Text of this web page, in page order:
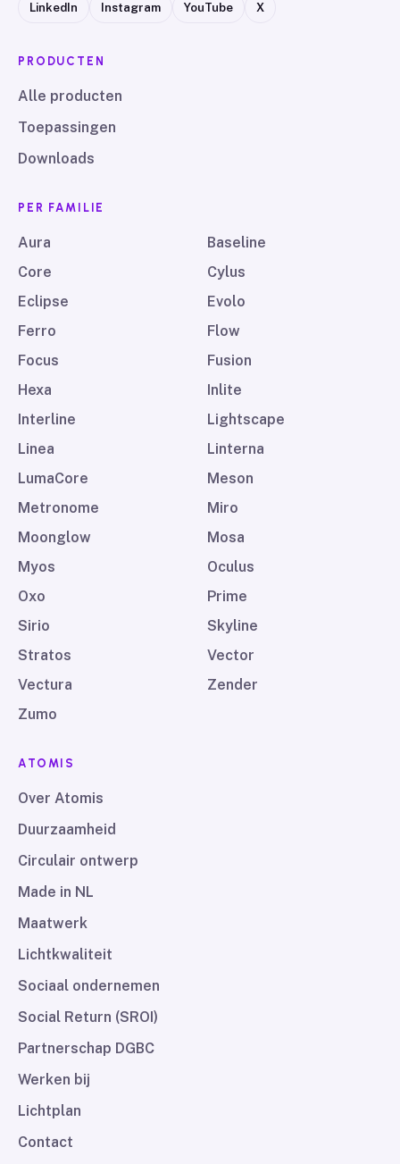
LinkedIn Instagram YouTube X
PRODUCTEN
Alle producten
Toepassingen
Downloads
PER FAMILIE
Aura
Baseline
Core
Cylus
Eclipse
Evolo
Ferro
Flow
Focus
Fusion
Hexa
Inlite
Interline
Lightscape
Linea
Linterna
LumaCore
Meson
Metronome
Miro
Moonglow
Mosa
Myos
Oculus
Oxo
Prime
Sirio
Skyline
Stratos
Vector
Vectura
Zender
Zumo
ATOMIS
Over Atomis
Duurzaamheid
Circulair ontwerp
Made in NL
Maatwerk
Lichtkwaliteit
Sociaal ondernemen
Social Return (SROI)
Partnerschap DGBC
Werken bij
Lichtplan
Contact